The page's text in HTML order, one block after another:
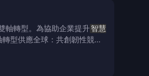
軸轉型。為協助企業提升智慧
型供應全球：共創韌性競爭